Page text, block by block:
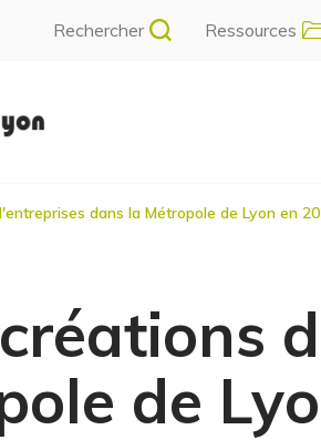
Rechercher Ressources
dans la Métropole de Lyon en
de